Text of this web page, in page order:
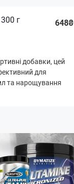
г 648₴
добавки, цей
для
та нарощування